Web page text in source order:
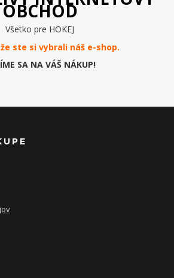
OBCHOD
Všetko pre HOKEJ
ste si vybrali náš e-shop.
SA NA VÁŠ NÁKUP!